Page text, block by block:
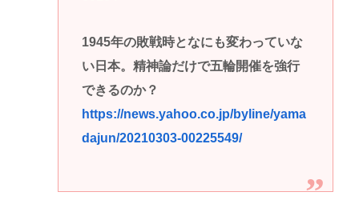
1945年の敗戦時となにも変わっていな
い日本。精神論だけで五輪開催を強行
できるのか？
https://news.yahoo.co.jp/byline/yama
dajun/20210303-00225549/